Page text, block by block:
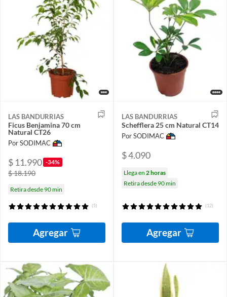
LAS BANDURRIAS
Ficus Benjamina 70 cm
Natural CT26
Por SODIMAC
$ 11.990 -34%
$ 18.190
Retira desde 90 min
(5)
Agregar
LAS BANDURRIAS
Schefflera 25 cm Natural CT14
Por SODIMAC
$ 4.090
Llega en 2 horas
Retira desde 90 min
(12)
Agregar